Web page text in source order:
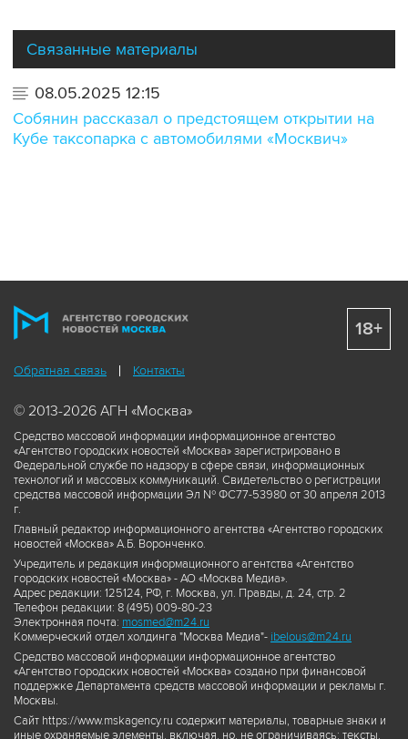
Связанные материалы
08.05.2025 12:15
Собянин рассказал о предстоящем открытии на
Кубе таксопарка с автомобилями «Москвич»
Обратная связь Контакты
© 2013-2026 АГН «Москва»
Средство массовой информации информационное агентство
«Агентство городских новостей «Москва» зарегистрировано в
Федеральной службе по надзору в сфере связи, информационных
технологий и массовых коммуникаций. Свидетельство о регистрации
средства массовой информации Эл № ФС77-53980 от 30 апреля 2013
г.
Главный редактор информационного агентства «Агентство городских
новостей «Москва» А.Б. Воронченко.
Учредитель и редакция информационного агентства «Агентство
городских новостей «Москва» - АО «Москва Медиа».
Адрес редакции: 125124, РФ, г. Москва, ул. Правды, д. 24, стр. 2
Телефон редакции: 8 (495) 009-80-23
Электронная почта: mosmed@m24.ru
Коммерческий отдел холдинга "Москва Медиа"- ibelous@m24.ru
Средство массовой информации информационное агентство
«Агентство городских новостей «Москва» создано при финансовой
поддержке Департамента средств массовой информации и рекламы г.
Москвы.
Сайт https://www.mskagency.ru содержит материалы, товарные знаки и
иные охраняемые элементы, включая, но, не ограничиваясь: тексты,
18+